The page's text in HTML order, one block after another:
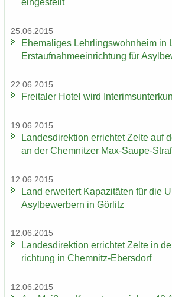
ein­ge­stellt
25.06.2015
Ehe­ma­li­ges Lehr­lings­wohn­heim in
Erst­auf­nah­me­ein­rich­tung für
22.06.2015
Frei­ta­ler Hotel wird
19.06.2015
Lan­des­di­rek­ti­on er­rich­tet Zelte auf
an der Chem­nit­zer Max-​Saupe-
12.06.2015
Land er­wei­tert Ka­pa­zi­tä­ten für die
Asyl­be­wer­bern in Gör­litz
12.06.2015
Lan­des­di­rek­ti­on er­rich­tet Zelte in
rich­tung in Chemnitz-​Ebersdorf
12.06.2015